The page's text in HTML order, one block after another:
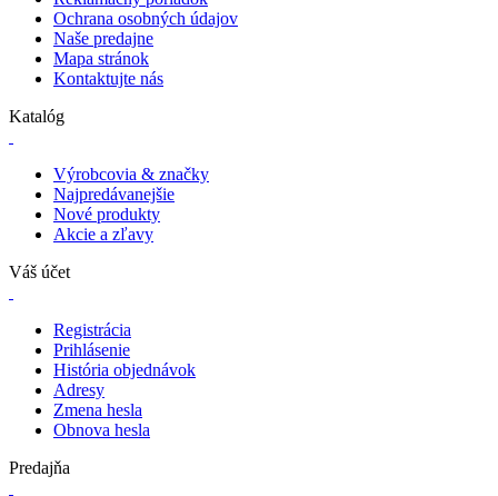
Ochrana osobných údajov
Naše predajne
Mapa stránok
Kontaktujte nás
Katalóg
Výrobcovia & značky
Najpredávanejšie
Nové produkty
Akcie a zľavy
Váš účet
Registrácia
Prihlásenie
História objednávok
Adresy
Zmena hesla
Obnova hesla
Predajňa